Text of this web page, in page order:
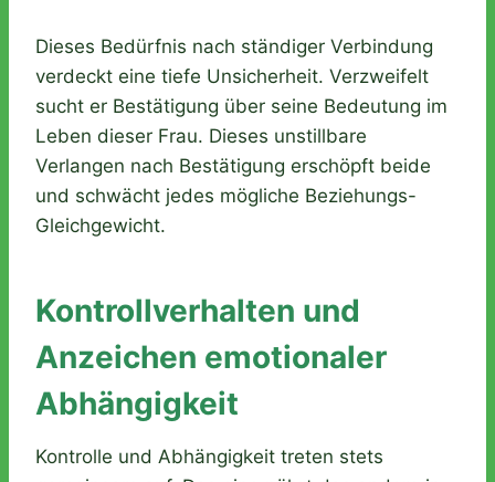
Dieses Bedürfnis nach ständiger Verbindung
verdeckt eine tiefe Unsicherheit. Verzweifelt
sucht er Bestätigung über seine Bedeutung im
Leben dieser Frau. Dieses unstillbare
Verlangen nach Bestätigung erschöpft beide
und schwächt jedes mögliche Beziehungs-
Gleichgewicht.
Kontrollverhalten und
Anzeichen emotionaler
Abhängigkeit
Kontrolle und Abhängigkeit treten stets